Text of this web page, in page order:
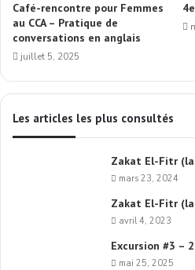
Café-rencontre pour Femmes
au CCA – Pratique de
conversations en anglais
juillet 5, 2025
Les articles les plus consultés
Zakat El-Fitr
mars 23, 2024
Zakat El-Fitr
avril 4, 2023
Excursion #3 –
mai 25, 2025